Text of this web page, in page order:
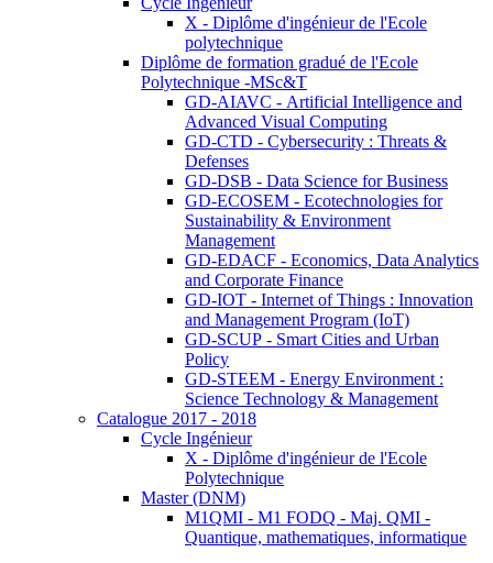
X - Diplôme d'ingénieur de l'Ecole
polytechnique
Diplôme de formation gradué de l'Ecole
Polytechnique -MSc&T
GD-AIAVC - Artificial Intelligence and
Advanced Visual Computing
GD-CTD - Cybersecurity : Threats &
Defenses
GD-DSB - Data Science for Business
GD-ECOSEM - Ecotechnologies for
Sustainability & Environment
Management
GD-EDACF - Economics, Data Analytics
and Corporate Finance
GD-IOT - Internet of Things : Innovation
and Management Program (IoT)
GD-SCUP - Smart Cities and Urban
Policy
GD-STEEM - Energy Environment :
Science Technology & Management
Catalogue 2017 - 2018
Cycle Ingénieur
X - Diplôme d'ingénieur de l'Ecole
Polytechnique
Master (DNM)
M1QMI - M1 FODQ - Maj. QMI -
Quantique, mathematiques, informatique